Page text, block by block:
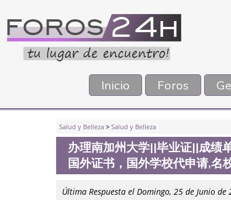
Inicio Foros
Salud y Belleza > Salud y Belleza
办理南加州大学||毕业证||成绩
国外证书，国外学校代申请,名
Última Respuesta el Domingo, 25 de Junio